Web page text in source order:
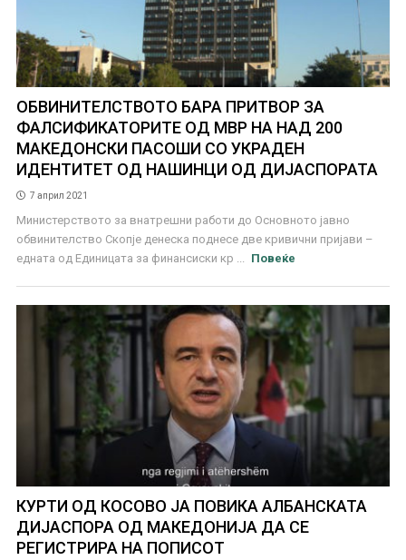
ОБВИНИТЕЛСТВОТО БАРА ПРИТВОР ЗА
ФАЛСИФИКАТОРИТЕ ОД МВР НА НАД 200
МАКЕДОНСКИ ПАСОШИ СО УКРАДЕН
ИДЕНТИТЕТ ОД НАШИНЦИ ОД ДИЈАСПОРАТА
7 април 2021
Министерството за внатрешни работи до Основното јавно
обвинителство Скопје денеска поднесе две кривични пријави –
едната од Единицата за финансиски кр ...
Повеќе
КУРТИ ОД КОСОВО ЈА ПОВИКА АЛБАНСКАТА
ДИЈАСПОРА ОД МАКЕДОНИЈА ДА СЕ
РЕГИСТРИРА НА ПОПИСОТ